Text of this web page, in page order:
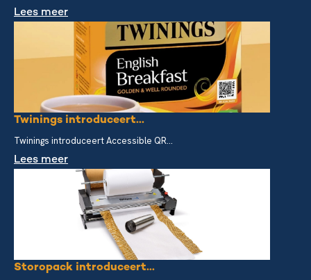
Lees meer
Twinings introduceert...
Twinings introduceert Accessible QR...
Lees meer
Storopack introduceert...